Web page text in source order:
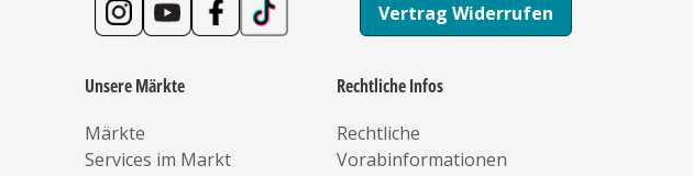
Vertrag Widerrufen
Unsere Märkte
Märkte
Services im Markt
Rechtliche Infos
Rechtliche
Vorabinformationen